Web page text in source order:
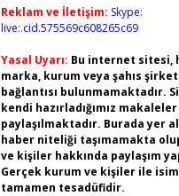
Reklam ve İletişim: Skype:
live:.cid.575569c608265c69
Yasal Uyarı: Bu internet sitesi,
marka, kurum veya şahıs
bağlantısı bulunmamaktadır.
kendi hazırladığımız makaleler
paylaşılmaktadır. Burada yer
haber niteliği taşımamakta
ve kişiler hakkında paylaşım
Gerçek kurum ve kişiler ile
tamamen tesadüfidir.